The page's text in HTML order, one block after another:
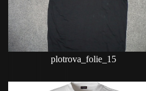
plotrova_folie_15